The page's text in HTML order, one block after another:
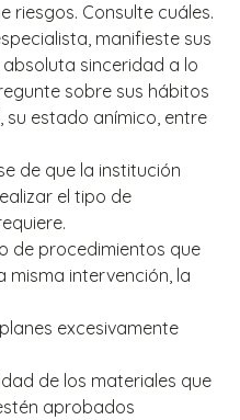
riesgos. Consulte cuáles.
manifieste sus
sinceridad a lo
sobre sus hábitos
su estado anímico, entre
de que la institución
el tipo de
de procedimientos que
misma intervención, la
excesivamente
de los materiales que
aprobados